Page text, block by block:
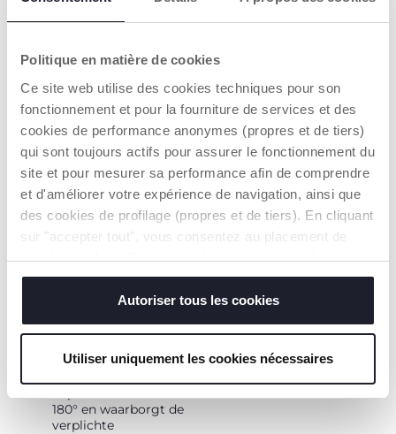
Politique en matière de cookies
Ce site web utilise des cookies techniques pour son
fonctionnement et pour la fourniture de services et des
cookies de performance anonymes (propres et de tiers)
qui sont toujours actifs pour assurer le fonctionnement du
site et pour mesurer sa performance afin de comprendre
et d'améliorer votre expérience de navigation, ainsi que
des cookies de profilage (propres et de tiers). En cliquant
sur "accepter tout", vous consentez au placement de
tous les cookies. Si vous souhaitez en savoir plus ou
modifier ou révoquer le consentement de tous les
cookies ou de certains d'entre eux, cliquez sur "afficher
les détails". En fermant cette bannière, vous consentez à
sont indispensables pour profiter du service demandé.
Autoriser tous les cookies
Utiliser uniquement les cookies nécessaires
worden
EENVOUDIGE
INSTALLATIE
draaibasis (apart
verkrijgbaar) draait de
Kory Essential i-Size
zodat je je baby snel
plaatsen. Het
180° en waarborgt de
verplichte
LUCHTVENTILATIE
SYSTEEM
zorgen voor een
betere ventilatie aan
de achterkant van de